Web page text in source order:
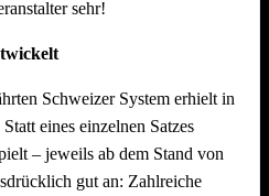
sehr!
Schweizer System erhielt in
eines einzelnen Satzes
– jeweils ab dem Stand von
gut an: Zahlreiche